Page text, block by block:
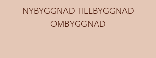
NYBYGGNAD TILLBYGGNAD
OMBYGGNAD